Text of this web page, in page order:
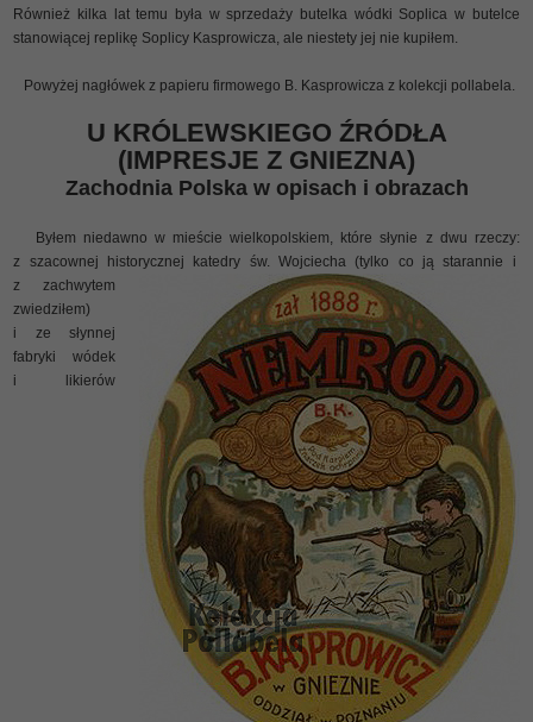
Również kilka lat temu była w sprzedaży butelka wódki Soplica w butelce
stanowiącej replikę Soplicy Kasprowicza, ale niestety jej nie kupiłem.
Powyżej nagłówek z papieru firmowego B. Kasprowicza z kolekcji pollabela.
U KRÓLEWSKIEGO ŹRÓDŁA
(IMPRESJE Z GNIEZNA)
Zachodnia Polska w opisach i obrazach
Byłem niedawno w mieście wielkopolskiem, które słynie z dwu rzeczy:
z szacownej historycznej katedry św. Wojciecha (tylko co ją starannie i
z zachwytem
zwiedziłem)
i ze słynnej
fabryki wódek
i likierów